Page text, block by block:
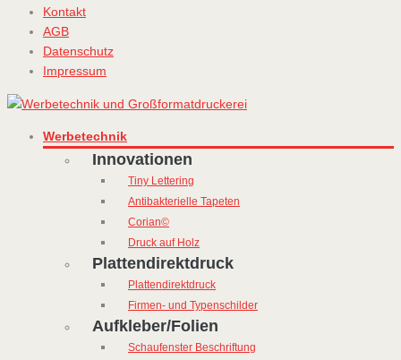
Kontakt
AGB
Datenschutz
Impressum
Werbetechnik
Innovationen
Tiny Lettering
Antibakterielle Tapeten
Corian©
Druck auf Holz
Plattendirektdruck
Plattendirektdruck
Firmen- und Typenschilder
Aufkleber/Folien
Schaufenster Beschriftung